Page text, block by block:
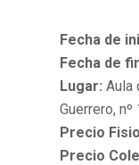
Fecha de
Fecha de
Lugar: Aula
Guerrero,
Precio
Precio